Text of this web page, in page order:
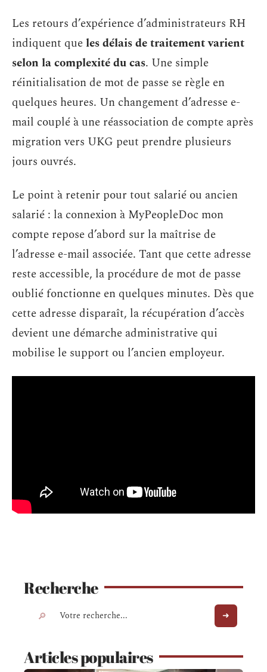
Les retours d’expérience d’administrateurs RH
indiquent queles délais de traitement varient
selon la complexité du cas. Une simple
réinitialisation de mot de passe se règle en
quelques heures. Un changement d’adresse e-
mail couplé à une réassociation de compte après
migration vers UKG peut prendre plusieurs
jours ouvrés.
Le point à retenir pour tout salarié ou ancien
salarié : la connexion à MyPeopleDoc mon
compte repose d’abord sur la maîtrise de
l’adresse e-mail associée. Tant que cette adresse
reste accessible, la procédure de mot de passe
oublié fonctionne en quelques minutes. Dès que
cette adresse disparaît, la récupération d’accès
devient une démarche administrative qui
mobilise le support ou l’ancien employeur.
Recherche
Articles populaires